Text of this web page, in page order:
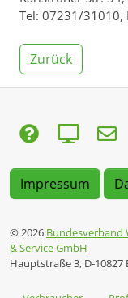
Tel: 07231/31010,
Zurück
Impressum
© 2026 Bundesverband
& Service GmbH
Hauptstraße 3, D-10827